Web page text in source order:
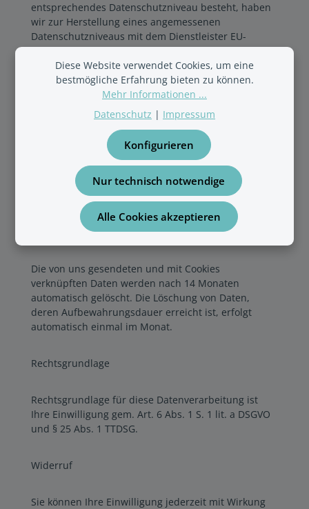
entsprechendes Datenschutzniveau besteht, haben
wir zur Herstellung eines angemessenen
Datenschutzniveaus mit dem Dienstleister EU-
Standardvertragsklauseln geschlossen. Die
Muttergesellschaft von Google Ireland, Google LLC,
hat Ihren Sitz in Kalifornien, USA. Eine Übermittlung
von Daten in die USA und ein Zugriff US-
amerikanischer Behörden auf die bei Google
gespeicherten Daten kann nicht ausgeschlossen
werden. Die USA gelten derzeit aus
datenschutzrechtlicher Sicht als Drittland. Sie haben
dort nicht die gleichen Rechte wie innerhalb der EU/
des EWR. Ggf. stehen Ihnen keine Rechtsbehelfe
gegen Zugriffe von Behörden zu.
Speicherdauer
Die von uns gesendeten und mit Cookies
verknüpften Daten werden nach 14 Monaten
automatisch gelöscht. Die Löschung von Daten,
deren Aufbewahrungsdauer erreicht ist, erfolgt
automatisch einmal im Monat.
Rechtsgrundlage
Rechtsgrundlage für diese Datenverarbeitung ist
Ihre Einwilligung gem. Art. 6 Abs. 1 S. 1 lit. a DSGVO
und § 25 Abs. 1 TTDSG.
Widerruf
Sie können Ihre Einwilligung jederzeit mit Wirkung
Diese Website verwendet Cookies, um eine
bestmögliche Erfahrung bieten zu können.
Mehr Informationen ...
Datenschutz | Impressum
Nur technisch notwendige
Konfigurieren
Alle Cookies akzeptieren